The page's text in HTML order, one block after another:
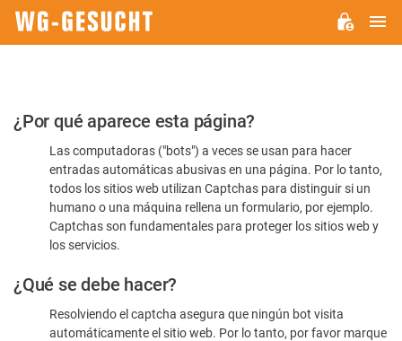
Por
favor,
confirme
humano
¿Por qué aparece esta página?
Las computadoras ("bots") a veces se usan para hacer
entradas automáticas abusivas en una página. Por lo tanto,
todos los sitios web utilizan Captchas para distinguir si un
humano o una máquina rellena un formulario, por ejemplo.
Captchas son fundamentales para proteger los sitios web y
los servicios.
¿Qué se debe hacer?
Resolviendo el captcha asegura que ningún bot visita
automáticamente el sitio web. Por lo tanto, por favor marque